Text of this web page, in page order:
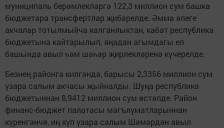
муниципаль берәмлекләргә 122,3 миллион сум башка
бюджетара трансфертлар җибәрелде. Әмма әлеге
акчалар тотылмыйча калганлыктан, кабат республика
бюджетына кайтарылып, яңадан агымдагы ел
башында авыл һәм шәһәр җирлекләренә күчерелде.
Безнең районга килгәндә, барысы 2,3356 миллион сум
үзара салым акчасы җыйналды. Шуңа респуб­лика
бюджетыннан 8,9412 миллион сум өстәлде. Район
финанс-бюджет палатасы мәгълүматларыннан
күренгәнчә, иң күп үзара салым Шәмәрдән авыл